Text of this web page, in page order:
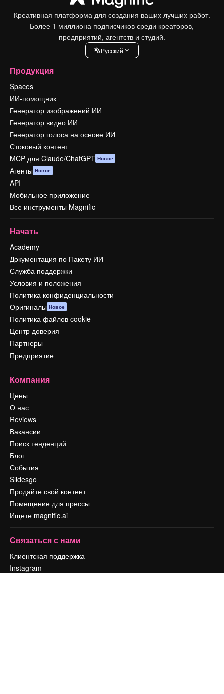
Креативная платформа для создания ваших лучших работ.
Более 1 миллиона подписчиков среди креаторов,
предприятий, агентств и студий.
Pусский
Продукция
Spaces
ИИ-помощник
Генератор изображений ИИ
Генератор видео ИИ
Генератор голоса на основе ИИ
Стоковый контент
MCP для Claude/ChatGPT Новое
Агенты Новое
API
Мобильное приложение
Все инструменты Magnific
Начать
Academy
Документация по Пакету ИИ
Служба поддержки
Условия и положения
Политика конфиденциальности
Оригиналы Новое
Политика файлов cookie
Центр доверия
Партнеры
Предприятие
Компания
Цены
О нас
Reviews
Вакансии
Поиск тенденций
Блог
События
Slidesgo
Продайте свой контент
Помещение для прессы
Ищете magnific.ai
Связаться с нами
Клиентская поддержка
Instagram